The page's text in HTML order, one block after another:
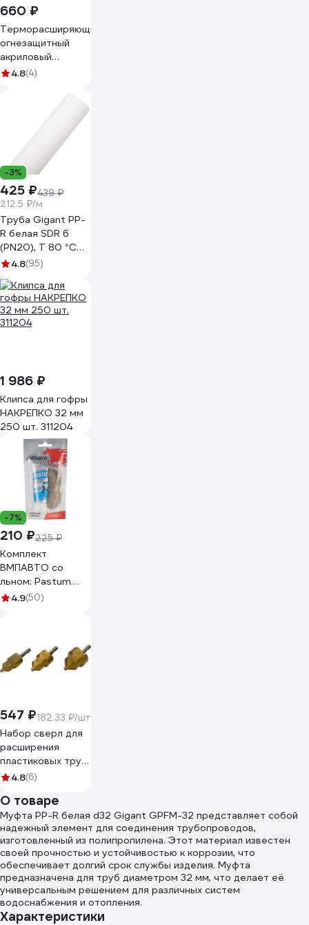
660 ₽
Терморасширяющийся
огнезащитный
акриловый
однокомпонентный
4.8(4)
-3%
425 ₽439 ₽
212.5 ₽/м
Труба Gigant PP-
R белая SDR 6
(PN20), T 80 °С
32x5.4 мм, 2м
4.8(95)
1 986 ₽
Клипса для гофры
НАКРЕПКО 32 мм
250 шт. 311204
-7%
210 ₽225 ₽
Комплект
ВМПАВТО со
льном: Pastum
H2O 70г туба, лен
4.9(50)
547 ₽182.33 ₽/шт
Набор сверл для
расширения
пластиковых труб
SKOLE (NZ2)
3PC
4.8(6)
О товаре
Муфта PP-R белая d32 Gigant GPFM-32 представляет собой
надежный элемент для соединения трубопроводов,
изготовленный из полипропилена. Этот материал известен
своей прочностью и устойчивостью к коррозии, что
обеспечивает долгий срок службы изделия. Муфта
предназначена для труб диаметром 32 мм, что делает её
универсальным решением для различных систем
водоснабжения и отопления.
Характеристики